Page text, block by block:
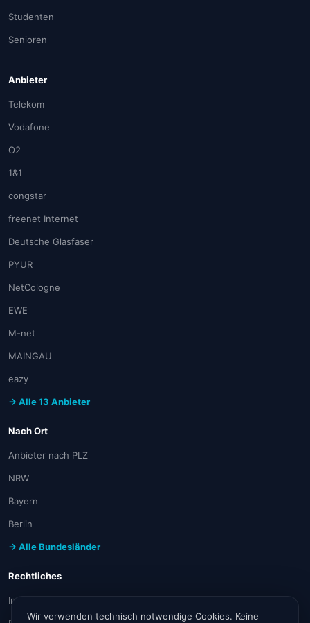
Studenten
Senioren
Anbieter
Telekom
Vodafone
O2
1&1
congstar
freenet Internet
Deutsche Glasfaser
PYUR
NetCologne
EWE
M-net
MAINGAU
eazy
→ Alle 13 Anbieter
Nach Ort
Anbieter nach PLZ
NRW
Bayern
Berlin
→ Alle Bundesländer
Rechtliches
Impressum
Wir verwenden technisch notwendige Cookies. Keine